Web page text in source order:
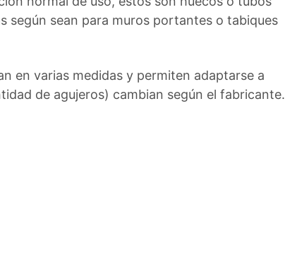
según sean para muros portantes o tabiques
en varias medidas y permiten adaptarse a
de agujeros) cambian según el fabricante.